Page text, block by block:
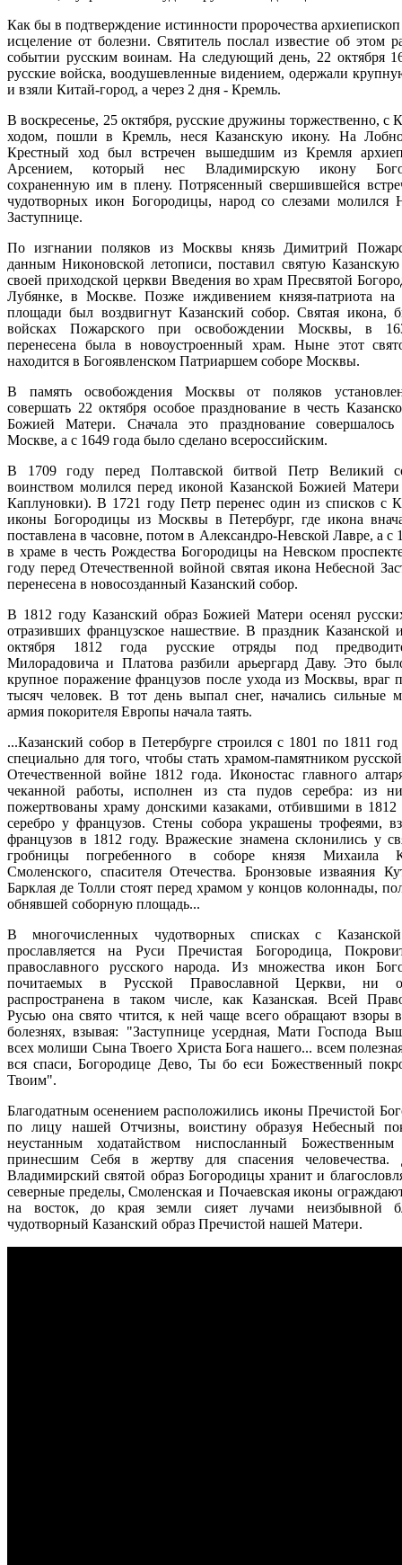
Как бы в подтверждение истинности пророчества
исцеление от болезни. Святитель послал известие об этом
событии русским воинам. На следующий день, 22 октября
русские войска, воодушевленные видением, одержали
и взяли Китай-город, а через 2 дня - Кремль.
В воскресенье, 25 октября, русские дружины торжественно, с
ходом, пошли в Кремль, неся Казанскую икону. На
Крестный ход был встречен вышедшим из Кремля
Арсением, который нес Владимирскую икону
сохраненную им в плену. Потрясенный свершившейся
чудотворных икон Богородицы, народ со слезами молился
Заступнице.
По изгнании поляков из Москвы князь Димитрий
данным Никоновской летописи, поставил святую
своей приходской церкви Введения во храм Пресвятой
Лубянке, в Москве. Позже иждивением князя-патриота на
площади был воздвигнут Казанский собор. Святая икона,
войсках Пожарского при освобождении Москвы, в
перенесена была в новоустроенный храм. Ныне этот
находится в Богоявленском Патриаршем соборе Москвы.
В память освобождения Москвы от поляков
совершать 22 октября особое празднование в честь
Божией Матери. Сначала это празднование
Москве, а с 1649 года было сделано всероссийским.
В 1709 году перед Полтавской битвой Петр Великий
воинством молился перед иконой Казанской Божией Матери
Каплуновки). В 1721 году Петр перенес один из списков с
иконы Богородицы из Москвы в Петербург, где икона
поставлена в часовне, потом в Александро-Невской Лавре, а с
в храме в честь Рождества Богородицы на Невском
году перед Отечественной войной святая икона Небесной
перенесена в новосозданный Казанский собор.
В 1812 году Казанский образ Божией Матери осенял
отразивших французское нашествие. В праздник Казанской
октября 1812 года русские отряды под
Милорадовича и Платова разбили арьергард Даву. Это
крупное поражение французов после ухода из Москвы, враг
тысяч человек. В тот день выпал снег, начались сильные
армия покорителя Европы начала таять.
...Казанский собор в Петербурге строился с 1801 по 1811
специально для того, чтобы стать храмом-памятником
Отечественной войне 1812 года. Иконостас главного
чеканной работы, исполнен из ста пудов серебра: из
пожертвованы храму донскими казаками, отбившими в 1812
серебро у французов. Стены собора украшены трофеями,
французов в 1812 году. Вражеские знамена склонились у
гробницы погребенного в соборе князя Михаила
Смоленского, спасителя Отечества. Бронзовые изваяния
Барклая де Толли стоят перед храмом у концов колоннады,
обнявшей соборную площадь...
В многочисленных чудотворных списках с
прославляется на Руси Пречистая Богородица,
православного русского народа. Из множества икон
почитаемых в Русской Православной Церкви, ни
распространена в таком числе, как Казанская. Всей
Русью она свято чтится, к ней чаще всего обращают взоры
болезнях, взывая: "Заступнице усердная, Мати Господа
всех молиши Сына Твоего Христа Бога нашего... всем
вся спаси, Богородице Дево, Ты бо еси Божественный
Твоим".
Благодатным осенением расположились иконы Пречистой
по лицу нашей Отчизны, воистину образуя Небесный
неустанным ходатайством ниспосланный
принесшим Себя в жертву для спасения человечества.
Владимирский святой образ Богородицы хранит и
северные пределы, Смоленская и Почаевская иконы
на восток, до края земли сияет лучами неизбывной
чудотворный Казанский образ Пречистой нашей Матери.